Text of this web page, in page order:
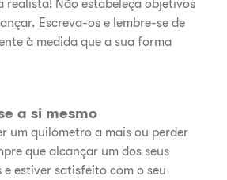
realista! Não estabeleça objetivos
Escreva-os e lembre-se de
à medida que a sua forma
a si mesmo
um quilómetro a mais ou perder
que alcançar um dos seus
e estiver satisfeito com o seu